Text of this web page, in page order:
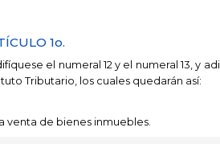
1o.
el numeral 12 y el numeral 13, y
Tributario, los cuales quedarán así:
venta de bienes inmuebles.